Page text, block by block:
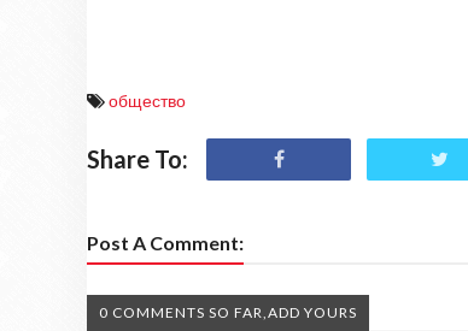
общество
Share To:
Post A Comment:
0 COMMENTS SO FAR,ADD YOURS